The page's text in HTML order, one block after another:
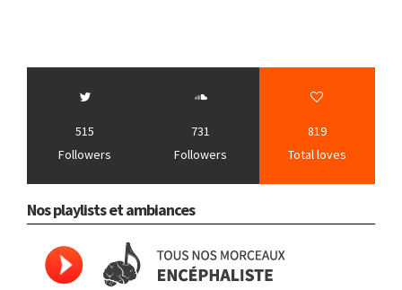
515
Followers
731
Followers
819
Total loves
Nos playlists et ambiances